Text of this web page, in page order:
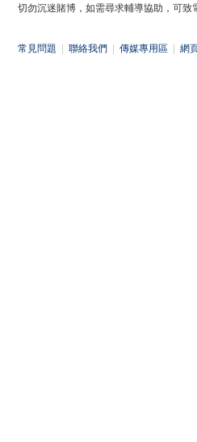
切勿沉迷賭博，如需尋求輔導協助，可致
常見問題 聯絡我們 傳媒專用區 網